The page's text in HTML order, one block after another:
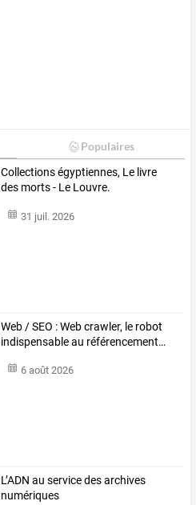
Populaires
Collections égyptiennes, Le livre
des morts - Le Louvre.
31 juil. 2026
Web /SEO :Webcrawler, le robot
indispensableau référencement…
6 août 2026
L’ADN au service des archives
numériques